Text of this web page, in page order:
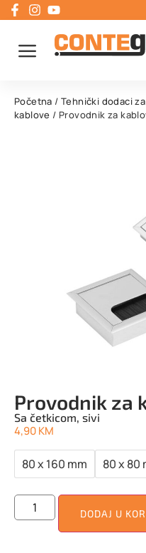
Početna /Tehnički dodaci
kablove / Provodnik za
Provodnik za
Sa četkicom, sivi
4,90KM
80 x 160 mm 80 x 80
DODAJ U